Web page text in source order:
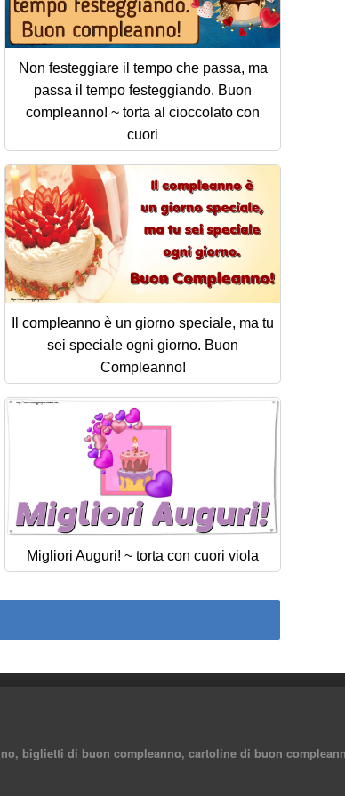
Non festeggiare il tempo che passa, ma
passa il tempo festeggiando. Buon
compleanno! ~ torta al cioccolato con
cuori
Il compleanno è un giorno speciale, ma tu
sei speciale ogni giorno. Buon
Compleanno!
Migliori Auguri! ~ torta con cuori viola
biglietti di buon compleanno, cartoline di buon